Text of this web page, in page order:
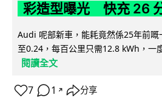
彩造型曝光 快充 26
Audi 呢部新車，能耗竟然係25年前
至0.24，每百公里只需12.8 kWh，一
閱讀全文
7 1 ↗ 分享